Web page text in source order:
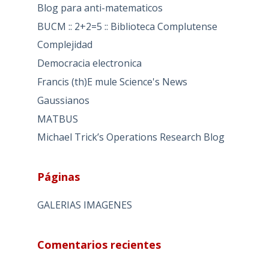
Blog para anti-matematicos
BUCM :: 2+2=5 :: Biblioteca Complutense
Complejidad
Democracia electronica
Francis (th)E mule Science's News
Gaussianos
MATBUS
Michael Trick’s Operations Research Blog
Páginas
GALERIAS IMAGENES
Comentarios recientes